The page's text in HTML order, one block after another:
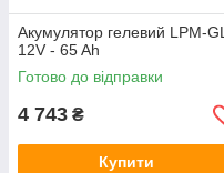
Акумулятор гелевий LPM-GL
12V - 65 Ah
Готово до відправки
4 743 ₴
Купити